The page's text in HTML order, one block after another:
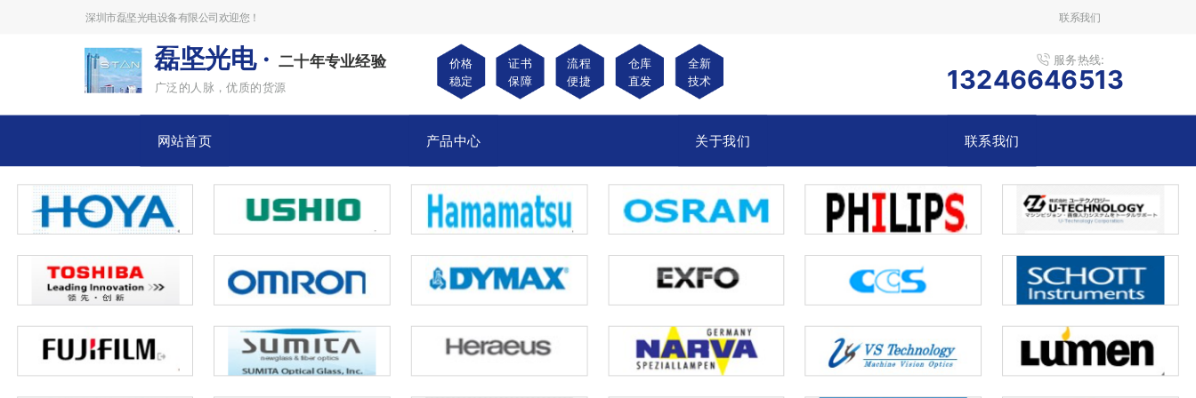
深圳市磊坚光电设备有限公司欢迎您！ 联系我们
磊坚光电 · 二十年专业经验
广泛的人脉，优质的货源
价格
稳定
证书
保障
流程
便捷
仓库
直发
全新
技术
服务热线:
13246646513
网站首页 产品中心 关于我们 联系我们